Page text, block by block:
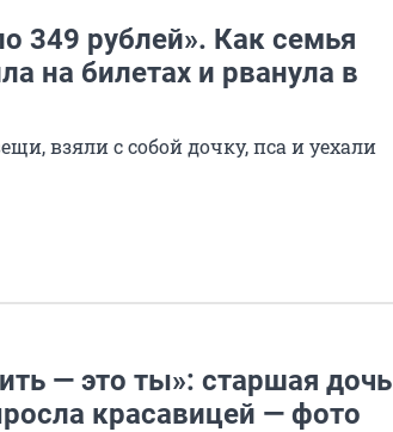
349 рублей». Как семья
на билетах и рванула в
взяли с собой дочку, пса и уехали
— это ты»: старшая дочь
красавицей — фото